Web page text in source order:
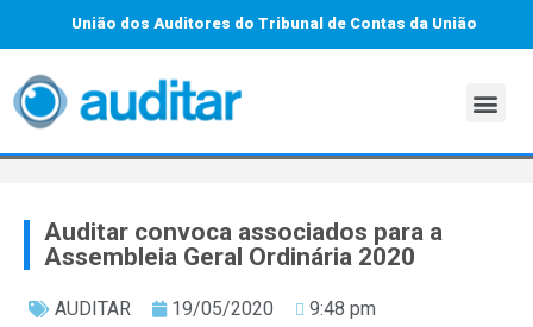
União dos Auditores do Tribunal de Contas da União
Auditar convoca associados para a
Assembleia Geral Ordinária 2020
AUDITAR 19/05/2020 9:48 pm